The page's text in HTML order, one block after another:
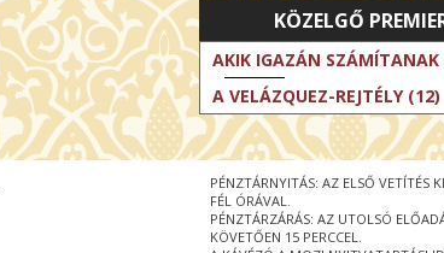
FILMCSOBBANÁS: IFJÚSÁG
2026.08.27 19:30 - 21:30
EXHIBITION ON SCREEN:
VAN GOGH - ÚJ LÁTÁSMÓD
2026.08.30 11:00 - 12:30
NT LIVE / DAVID IRELAND:
STEP
2026.09.01 19:00 - 21:00
BERLIN ELESTE
KÖZELGŐ
AKIK IGAZÁN SZÁMÍTANAK
A VELÁZQUEZ-REJTÉLY (12)
PÉNZTÁRNYITÁS: AZ ELSŐ VETÍTÉS
FÉL ÓRÁVAL.
PÉNZTÁRZÁRÁS: AZ UTOLSÓ
KÖVETŐEN 15 PERCCEL.